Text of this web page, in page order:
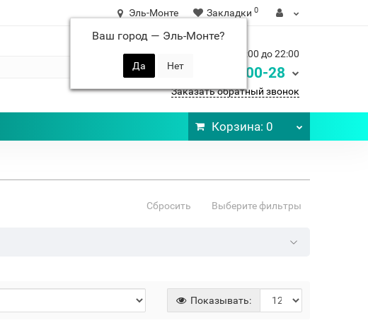
Эль-Монте
Ваш город — Эль-Монте?
Закладки 0
Ежедневно с 9:00 до 22:00
8 900 248-00-28
Заказать обратный звонок
Корзина: 0
Сбросить Выберите фильтры
Показывать: